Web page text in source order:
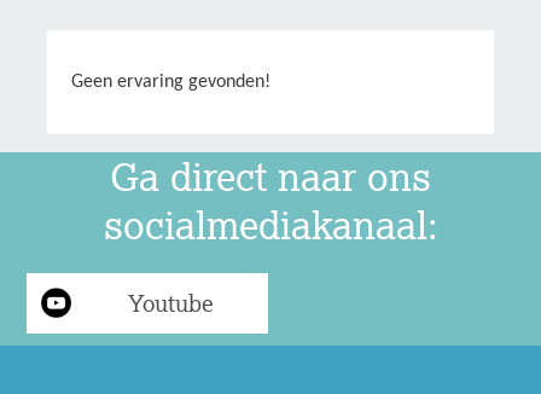
Geen ervaring gevonden!
Ga direct naar ons
socialmediakanaal:
Youtube